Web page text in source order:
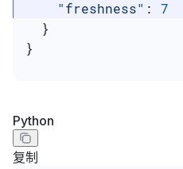
    "freshness"
: 7
  }
}
Python
复制